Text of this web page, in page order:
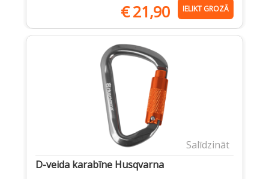
€21,90 IELIKT GROZĀ
Salīdzināt
D-veida karabīne Husqvarna